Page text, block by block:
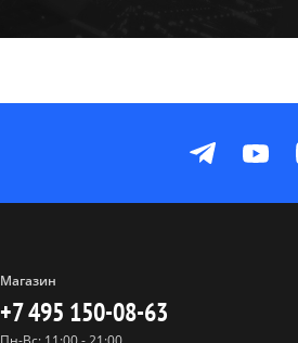
Магазин
+7 495 150-08-63